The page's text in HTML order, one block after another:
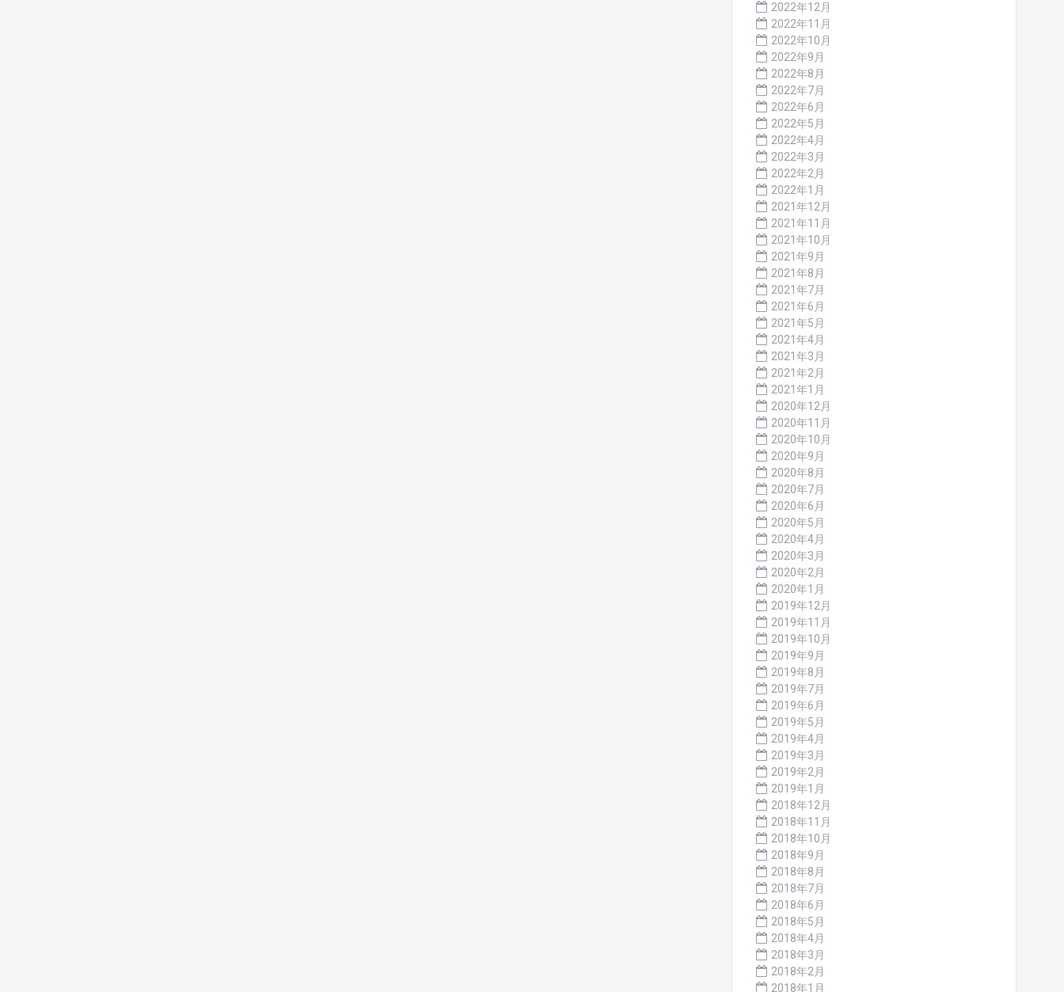
2022年12月
2022年11月
2022年10月
2022年9月
2022年8月
2022年7月
2022年6月
2022年5月
2022年4月
2022年3月
2022年2月
2022年1月
2021年12月
2021年11月
2021年10月
2021年9月
2021年8月
2021年7月
2021年6月
2021年5月
2021年4月
2021年3月
2021年2月
2021年1月
2020年12月
2020年11月
2020年10月
2020年9月
2020年8月
2020年7月
2020年6月
2020年5月
2020年4月
2020年3月
2020年2月
2020年1月
2019年12月
2019年11月
2019年10月
2019年9月
2019年8月
2019年7月
2019年6月
2019年5月
2019年4月
2019年3月
2019年2月
2019年1月
2018年12月
2018年11月
2018年10月
2018年9月
2018年8月
2018年7月
2018年6月
2018年5月
2018年4月
2018年3月
2018年2月
2018年1月